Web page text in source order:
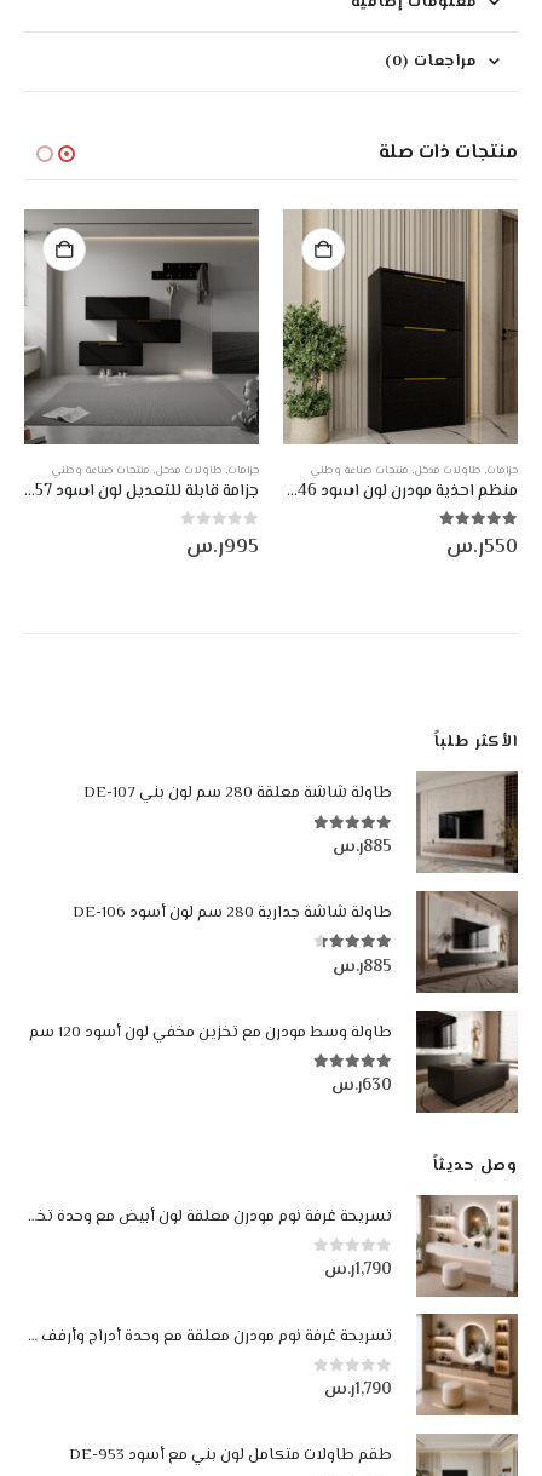
مراجعات (0)
منتجات ذات صلة
جزامات, طاولات مدخل, منتجات صناعة وطني
منظم احذية مودرن لون اسود DE-146
5.00
550ر.س
جزامات, طاولات مدخل, منتجات صناعة وطني
جزامة قابلة للتعديل لون اسود DE-157
0 من أصل 5
995ر.س
الأكثر طلباً
طاولة شاشة معلقة 280 سم لون بني DE-107
4.84 من أصل 5 885ر.س
طاولة شاشة جدارية 280 سم لون أسود DE-106
4.35 من أصل 5 885ر.س
طاولة وسط مودرن مع تخزين مخفي لون أسود 120 سم
5.00 من أصل 5 630ر.س
وصل حديثاً
تسريحة غرفة نوم مودرن معلقة لون أبيض مع وحدة تخزين وإضاءة LED
0من أصل 5
1,790ر.س
تسريحة غرفة نوم مودرن معلقة مع وحدة أدراج وأرفف مضيئة LED لون بيج وجوزي
0من أصل 5
1,790ر.س
طقم طاولات متكامل لون بني مع أسود DE-953